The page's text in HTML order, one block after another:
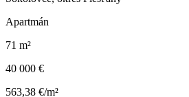
Apartmán
71 m²
40 000 €
563,38 €/m²